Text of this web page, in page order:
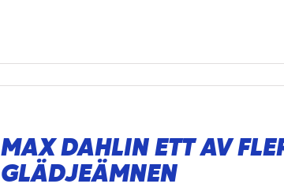
MAX DAHLIN ETT AV
GLÄDJEÄMNEN